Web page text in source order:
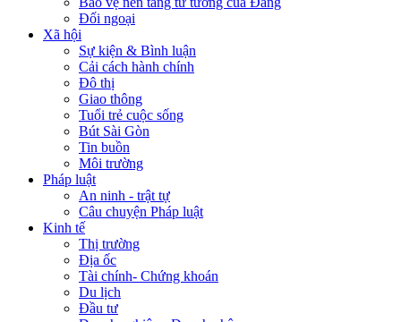
Đối ngoại
Xã hội
Sự kiện & Bình luận
Cải cách hành chính
Đô thị
Giao thông
Tuổi trẻ cuộc sống
Bút Sài Gòn
Tin buồn
Môi trường
Pháp luật
An ninh - trật tự
Câu chuyện Pháp luật
Kinh tế
Thị trường
Địa ốc
Tài chính- Chứng khoán
Du lịch
Đầu tư